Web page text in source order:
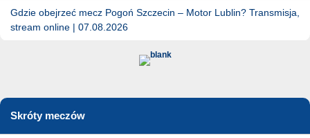
Gdzie obejrzeć mecz Pogoń Szczecin – Motor Lublin? Transmisja,
stream online | 07.08.2026
Skróty meczów